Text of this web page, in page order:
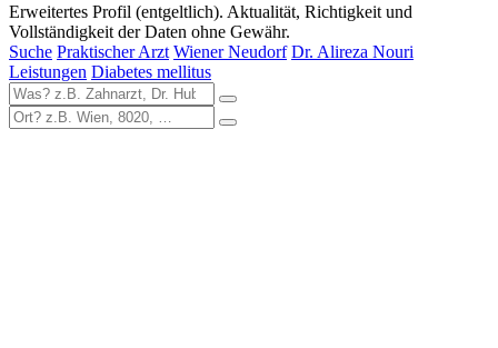
Erweitertes Profil (entgeltlich). Aktualität, Richtigkeit und
Vollständigkeit der Daten ohne Gewähr.
Suche Praktischer Arzt Wiener Neudorf Dr. Alireza Nouri
Leistungen Diabetes mellitus